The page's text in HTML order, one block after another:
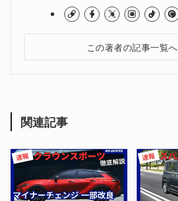
この著者の記事一覧へ
関連記事